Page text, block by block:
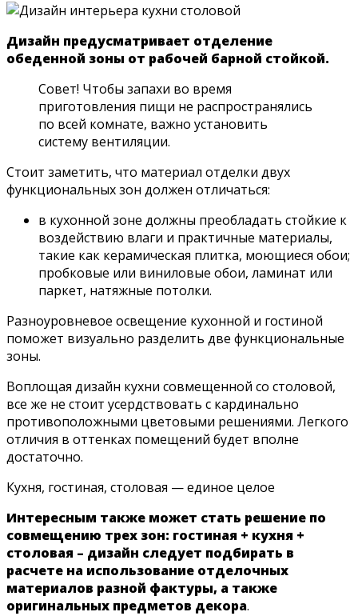
Дизайн предусматривает отделение
обеденной зоны от рабочей барной стойкой.
Совет! Чтобы запахи во время
приготовления пищи не распространялись
по всей комнате, важно установить
систему вентиляции.
Стоит заметить, что материал отделки двух
функциональных зон должен отличаться:
в кухонной зоне должны преобладать стойкие к
воздействию влаги и практичные материалы,
такие как керамическая плитка, моющиеся обои;
пробковые или виниловые обои, ламинат или
паркет, натяжные потолки.
Разноуровневое освещение кухонной и гостиной
поможет визуально разделить две функциональные
зоны.
Воплощая дизайн кухни совмещенной со столовой,
все же не стоит усердствовать с кардинально
противоположными цветовыми решениями. Легкого
отличия в оттенках помещений будет вполне
достаточно.
Кухня, гостиная, столовая — единое целое
Интересным также может стать решение по
совмещению трех зон: гостиная + кухня +
столовая – дизайн следует подбирать в
расчете на использование отделочных
материалов разной фактуры, а также
оригинальных предметов декора.